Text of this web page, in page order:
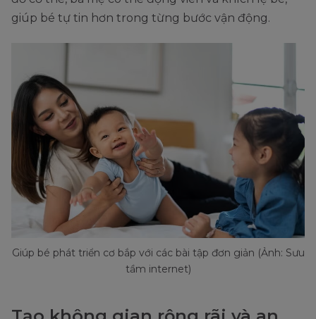
giúp bé tự tin hơn trong từng bước vận động.
Giúp bé phát triển cơ bắp với các bài tập đơn giản (Ảnh: Sưu
tầm internet)